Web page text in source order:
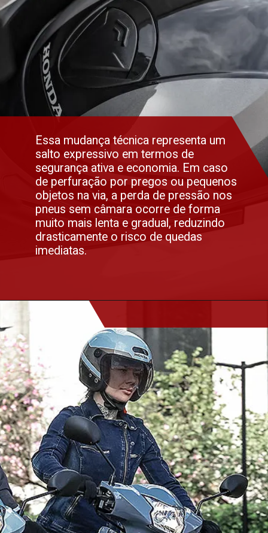
Essa mudança técnica representa um
salto expressivo em termos de
segurança ativa e economia. Em caso
de perfuração por pregos ou pequenos
objetos na via, a perda de pressão nos
pneus sem câmara ocorre de forma
muito mais lenta e gradual, reduzindo
drasticamente o risco de quedas
imediatas.